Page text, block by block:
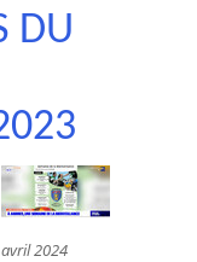
DU
2024